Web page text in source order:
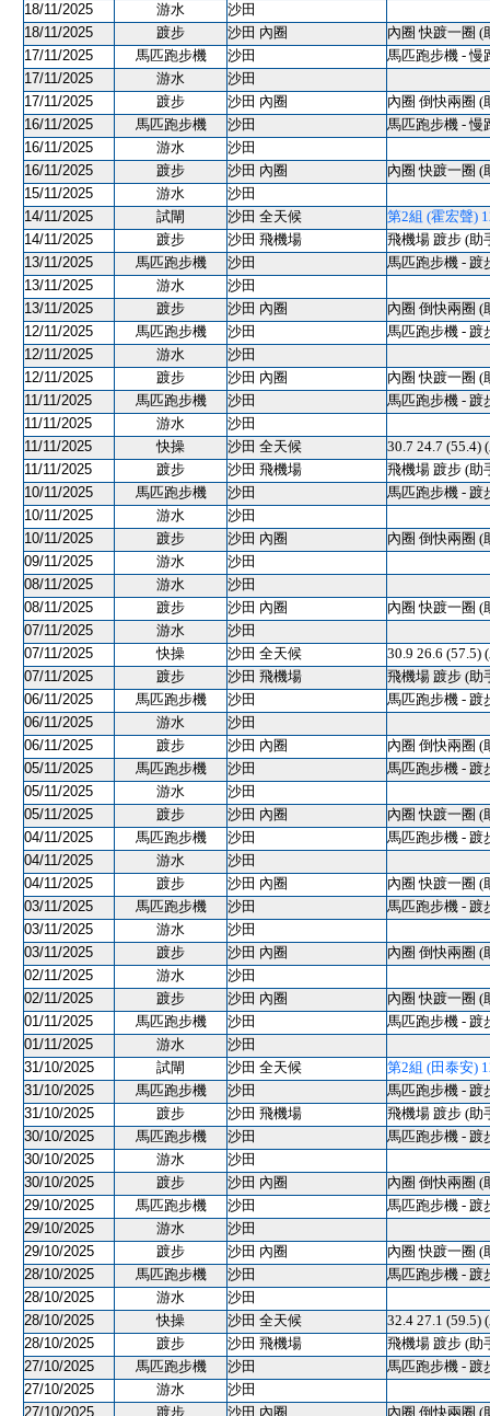
18/11/2025
游水
沙田
18/11/2025
踱步 沙田 內圈
內圈 快踱一圈 (
17/11/2025
馬匹跑步機 沙田
馬匹跑步機 - 慢
17/11/2025
游水
沙田
17/11/2025
踱步 沙田 內圈
內圈 倒快兩圈 (
16/11/2025
馬匹跑步機 沙田
馬匹跑步機 - 慢
16/11/2025
游水
沙田
16/11/2025
踱步 沙田 內圈
內圈 快踱一圈 (
15/11/2025
游水
沙田
14/11/2025
試閘 沙田 全天候
第2組 (霍宏聲)
14/11/2025
踱步 沙田 飛機場
飛機場 踱步 (助
13/11/2025
馬匹跑步機 沙田
馬匹跑步機 - 踱
13/11/2025
游水
沙田
13/11/2025
踱步 沙田 內圈
內圈 倒快兩圈 (
12/11/2025
馬匹跑步機 沙田
馬匹跑步機 - 踱
12/11/2025
游水
沙田
12/11/2025
踱步 沙田 內圈
內圈 快踱一圈 (
11/11/2025
馬匹跑步機 沙田
馬匹跑步機 - 踱
11/11/2025
游水
沙田
11/11/2025
快操 沙田 全天候
30.7 24.7 (55.4)
11/11/2025
踱步 沙田 飛機場
飛機場 踱步 (助
10/11/2025
馬匹跑步機 沙田
馬匹跑步機 - 踱
10/11/2025
游水
沙田
10/11/2025
踱步 沙田 內圈
內圈 倒快兩圈 (
09/11/2025
游水
沙田
08/11/2025
游水
沙田
08/11/2025
踱步 沙田 內圈
內圈 快踱一圈 (
07/11/2025
游水
沙田
07/11/2025
快操 沙田 全天候
30.9 26.6 (57.5)
07/11/2025
踱步 沙田 飛機場
飛機場 踱步 (助
06/11/2025
馬匹跑步機 沙田
馬匹跑步機 - 踱
06/11/2025
游水
沙田
06/11/2025
踱步 沙田 內圈
內圈 倒快兩圈 (
05/11/2025
馬匹跑步機 沙田
馬匹跑步機 - 踱
05/11/2025
游水
沙田
05/11/2025
踱步 沙田 內圈
內圈 快踱一圈 (
04/11/2025
馬匹跑步機 沙田
馬匹跑步機 - 踱
04/11/2025
游水
沙田
04/11/2025
踱步 沙田 內圈
內圈 快踱一圈 (
03/11/2025
馬匹跑步機 沙田
馬匹跑步機 - 踱
03/11/2025
游水
沙田
03/11/2025
踱步 沙田 內圈
內圈 倒快兩圈 (
02/11/2025
游水
沙田
02/11/2025
踱步 沙田 內圈
內圈 快踱一圈 (
01/11/2025
馬匹跑步機 沙田
馬匹跑步機 - 踱
01/11/2025
游水
沙田
31/10/2025
試閘 沙田 全天候
第2組 (田泰安)
31/10/2025
馬匹跑步機 沙田
馬匹跑步機 - 踱
31/10/2025
踱步 沙田 飛機場
飛機場 踱步 (助
30/10/2025
馬匹跑步機 沙田
馬匹跑步機 - 踱
30/10/2025
游水
沙田
30/10/2025
踱步 沙田 內圈
內圈 倒快兩圈 (
29/10/2025
馬匹跑步機 沙田
馬匹跑步機 - 踱
29/10/2025
游水
沙田
29/10/2025
踱步 沙田 內圈
內圈 快踱一圈 (
28/10/2025
馬匹跑步機 沙田
馬匹跑步機 - 踱
28/10/2025
游水
沙田
28/10/2025
快操 沙田 全天候
32.4 27.1 (59.5)
28/10/2025
踱步 沙田 飛機場
飛機場 踱步 (助
27/10/2025
馬匹跑步機 沙田
馬匹跑步機 - 踱
27/10/2025
游水
沙田
27/10/2025
踱步 沙田 內圈 內圈 倒快兩圈 (